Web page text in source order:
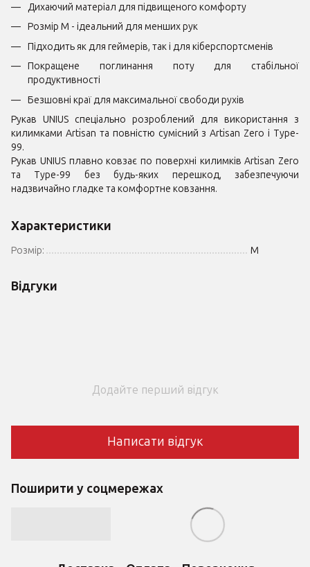
Дихаючий матеріал для підвищеного комфорту
Розмір M - ідеальний для менших рук
Підходить як для геймерів, так і для кіберспортсменів
Покращене поглинання поту для стабільної
продуктивності
Безшовні краї для максимальної свободи рухів
Рукав UNIUS спеціально розроблений для використання з
килимками Artisan та повністю сумісний з Artisan Zero і Type-
99.
Рукав UNIUS плавно ковзає по поверхні килимків Artisan Zero
та Type-99 без будь-яких перешкод, забезпечуючи
надзвичайно гладке та комфортне ковзання.
Характеристики
Розмір: M
Відгуки
Додайте перший відгук
Написати відгук
Поширити у соцмережах